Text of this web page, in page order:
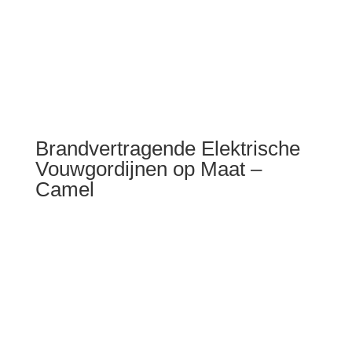
Brandvertragende Elektrische
Vouwgordijnen op Maat –
Camel